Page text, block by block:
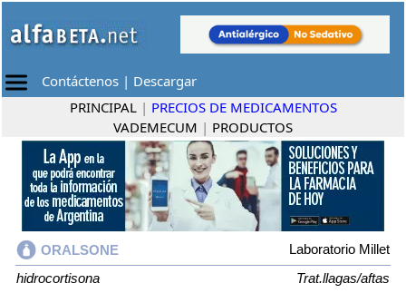
Contáctenos | Descargar
PRINCIPAL | PRECIOS DE MEDICAMENTOS
VADEMECUM | PRODUCTOS
ORALSONE
Laboratorio Millet
hidrocortisona
Trat.llagas/aftas